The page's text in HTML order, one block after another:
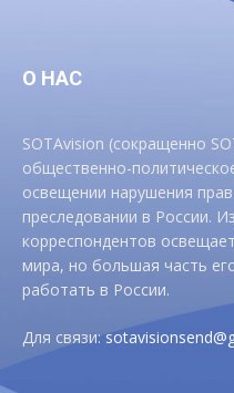
О НАС
SOTAvision (сокращенно
общественно-
освещении нарушения
преследовании в России.
корреспондентов
мира, но большая часть
работать в России.
Для связи: